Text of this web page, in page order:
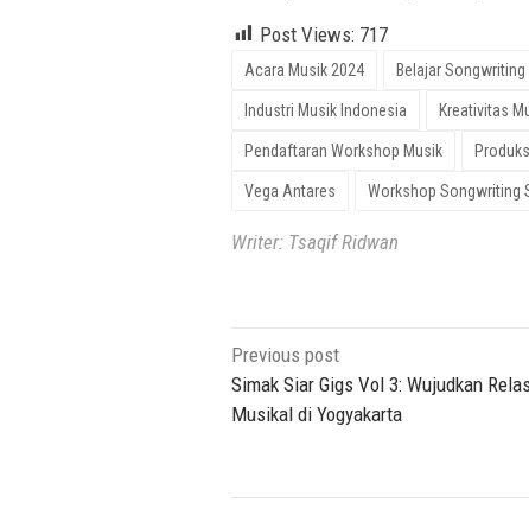
Post Views: 717
Acara Musik 2024 Belajar Songwriting
Industri Musik Indonesia Kreativitas
Pendaftaran Workshop Musik
Vega Antares Workshop Songwriting
Writer: Tsaqif Ridwan
Post
navigation
Previous post
Simak Siar Gigs Vol 3: Wujudkan
Musikal di Yogyakarta